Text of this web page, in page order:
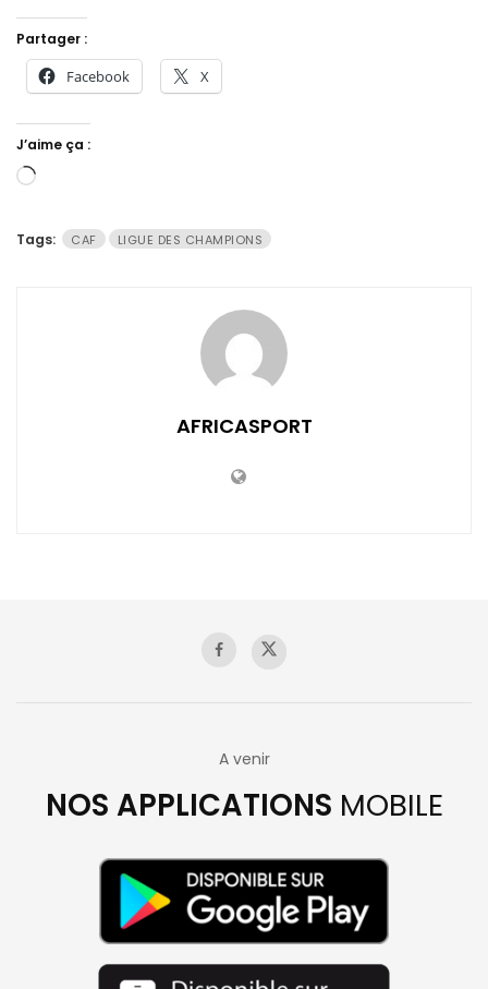
Partager :
Facebook X
J’aime ça :
Chargement…
Tags: CAF LIGUE DES CHAMPIONS
AFRICASPORT
A venir
NOS APPLICATIONS MOBILE